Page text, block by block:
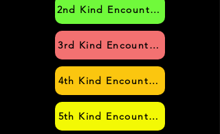
2nd Kind Encounter = Visual
3rd Kind Encounter =
4th Kind Encounter = Entity
5th Kind Encounter = Entity